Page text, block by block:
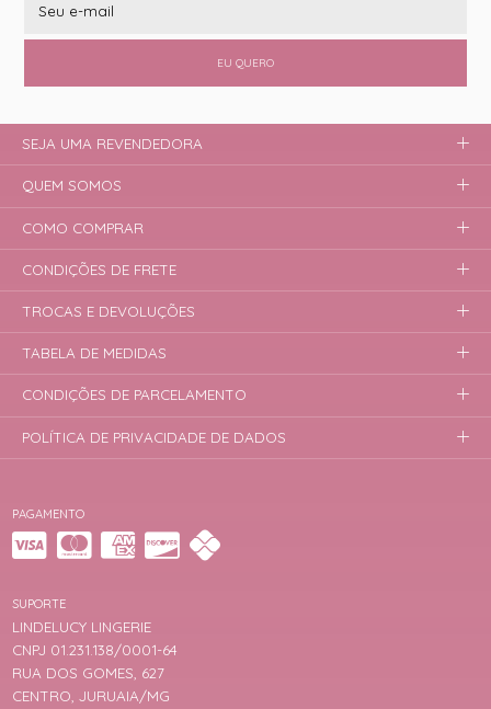
EU QUERO
PAGAMENTO
SUPORTE
LINDELUCY LINGERIE
CNPJ 01.231.138/0001-64
RUA DOS GOMES, 627
CENTRO, JURUAIA/MG
SEJA UMA REVENDEDORA
QUEM SOMOS
COMO COMPRAR
CONDIÇÕES DE FRETE
TROCAS E DEVOLUÇÕES
TABELA DE MEDIDAS
CONDIÇÕES DE PARCELAMENTO
POLÍTICA DE PRIVACIDADE DE DADOS